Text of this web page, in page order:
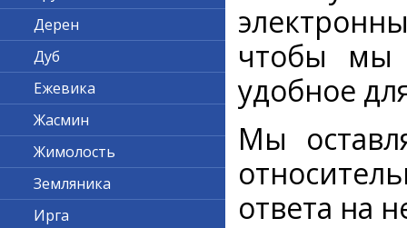
чтобы мы
удобное
Мы
ответа на
Дерен
Дуб
Ежевика
Жасмин
Жимолость
Земляника
Ирга